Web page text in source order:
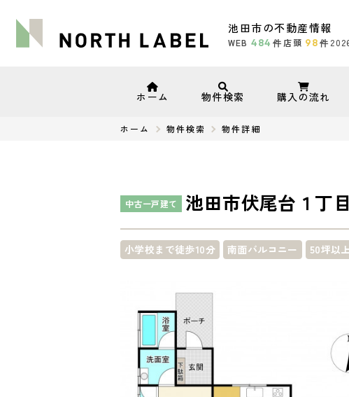
池田市の不動産情報
WEB 484 件 店頭 98 件
ホーム 物件検索 購入の流れ
ホーム 物件検索 物件詳細
中古一戸建て 池田市伏尾台１丁目
小学校まで徒歩10分 南面バルコニー 50坪以